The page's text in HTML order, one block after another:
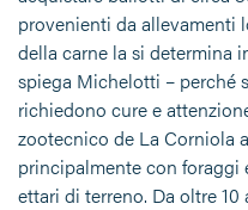
provenienti da allevamenti
della carne la si determina
spiega Michelotti – perché
richiedono cure e
zootecnico de La Corniola
principalmente con foraggi
ettari di terreno. Da oltre 10